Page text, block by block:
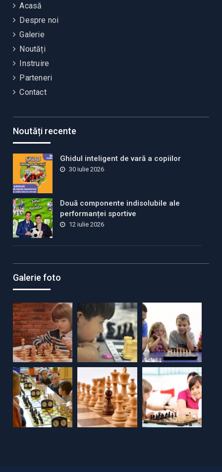
Acasă
Despre noi
Galerie
Noutăți
Instruire
Parteneri
Contact
Noutăți recente
Ghidul inteligent de vară a copiilor
30 iulie 2026
Două componente indisolubile ale
performanței sportive
12 iulie 2026
Galerie foto